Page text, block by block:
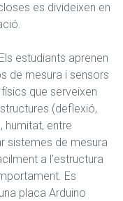
es divideixen en
estudiants aprenen
de mesura i sensors
que serveixen
(deflexió,
humitat, entre
sistemes de mesura
a l'estructura
Es
placa Arduino